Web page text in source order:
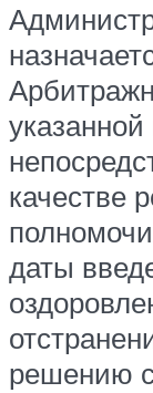
качестве
даты
решению